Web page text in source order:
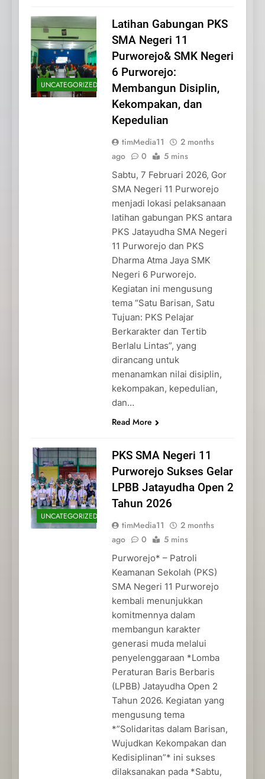
UNCATEGORIZED
Latihan Gabungan PKS
SMA Negeri 11
Purworejo& SMK Negeri
6 Purworejo:
Membangun Disiplin,
Kekompakan, dan
Kepedulian
timMedia11
2 months
ago
0 5 mins
Sabtu, 7 Februari 2026, Gor
SMA Negeri 11 Purworejo
menjadi lokasi pelaksanaan
latihan gabungan PKS antara
PKS Jatayudha SMA Negeri
11 Purworejo dan PKS
Dharma Atma Jaya SMK
Negeri 6 Purworejo.
Kegiatan ini mengusung
tema “Satu Barisan, Satu
Tujuan: PKS Pelajar
Berkarakter dan Tertib
Berlalu Lintas”, yang
dirancang untuk
menanamkan nilai disiplin,
kekompakan, kepedulian,
dan…
Read More
UNCATEGORIZED
PKS SMA Negeri 11
Purworejo Sukses Gelar
LPBB Jatayudha Open 2
Tahun 2026
timMedia11
2 months
ago
0 5 mins
Purworejo* – Patroli
Keamanan Sekolah (PKS)
SMA Negeri 11 Purworejo
kembali menunjukkan
komitmennya dalam
membangun karakter
generasi muda melalui
penyelenggaraan *Lomba
Peraturan Baris Berbaris
(LPBB) Jatayudha Open 2
Tahun 2026. Kegiatan yang
mengusung tema
*”Solidaritas dalam Barisan,
Wujudkan Kekompakan dan
Kedisiplinan”* ini sukses
dilaksanakan pada *Sabtu,